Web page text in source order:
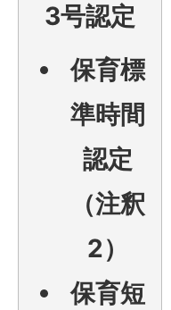
3号認定
保育標
準時間
認定
（注釈
2）
保育短